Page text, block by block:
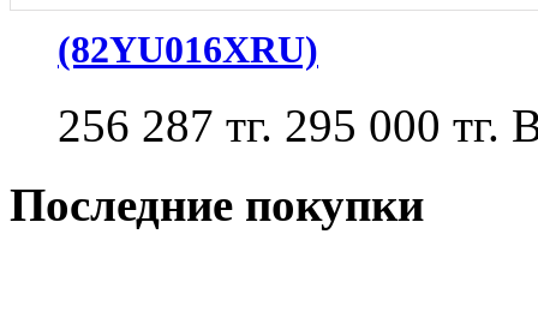
(82YU016XRU)
256 287 тг. 295 000 тг.
Последние покупки